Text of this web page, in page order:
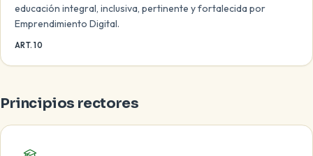
educación integral, inclusiva, pertinente y fortalecida por
Emprendimiento Digital.
ART. 10
Principios rectores